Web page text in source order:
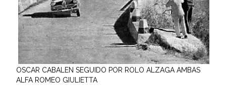
OSCAR CABALEN SEGUIDO POR ROLO ALZAGA AMBAS
ALFA ROMEO GIULIETTA